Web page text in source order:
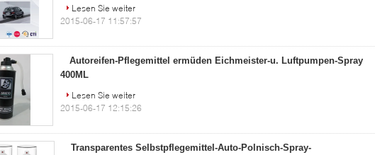
Lesen Sie weiter
2015-06-17 11:57:57
Autoreifen-Pflegemittel ermüden Eichmeister-u. Luftpumpen-Spray
400ML
Lesen Sie weiter
2015-06-17 12:15:26
Transparentes Selbstpflegemittel-Auto-Polnisch-Spray-